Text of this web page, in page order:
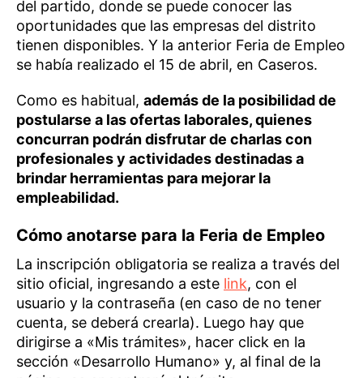
del partido, donde se puede conocer las
oportunidades que las empresas del distrito
tienen disponibles. Y la anterior Feria de Empleo
se había realizado el 15 de abril, en Caseros.
Como es habitual, además de la posibilidad de
postularse a las ofertas laborales, quienes
concurran podrán disfrutar de charlas con
profesionales y actividades destinadas a
brindar herramientas para mejorar la
empleabilidad.
Cómo anotarse para la Feria de Empleo
La inscripción obligatoria se realiza a través del
sitio oficial, ingresando a este link, con el
usuario y la contraseña (en caso de no tener
cuenta, se deberá crearla). Luego hay que
dirigirse a «Mis trámites», hacer click en la
sección «Desarrollo Humano» y, al final de la